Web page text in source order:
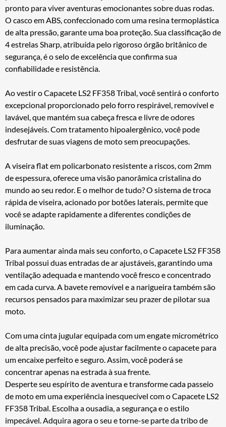
pronto para viver aventuras emocionantes sobre duas rodas.
O casco em ABS, confeccionado com uma resina termoplástica
de alta pressão, garante uma boa proteção. Sua classificação de
4 estrelas Sharp, atribuída pelo rigoroso órgão britânico de
segurança, é o selo de excelência que confirma sua
confiabilidade e resistência.
Ao vestir o Capacete LS2 FF358 Tribal, você sentirá o conforto
excepcional proporcionado pelo forro respirável, removível e
lavável, que mantém sua cabeça fresca e livre de odores
indesejáveis. Com tratamento hipoalergênico, você pode
desfrutar de suas viagens de moto sem preocupações.
A viseira flat em policarbonato resistente a riscos, com 2mm
de espessura, oferece uma visão panorâmica cristalina do
mundo ao seu redor. E o melhor de tudo? O sistema de troca
rápida de viseira, acionado por botões laterais, permite que
você se adapte rapidamente a diferentes condições de
iluminação.
Para aumentar ainda mais seu conforto, o Capacete LS2 FF358
Tribal possui duas entradas de ar ajustáveis, garantindo uma
ventilação adequada e mantendo você fresco e concentrado
em cada curva. A bavete removível e a narigueira também são
recursos pensados para maximizar seu prazer de pilotar sua
moto.
Com uma cinta jugular equipada com um engate micrométrico
de alta precisão, você pode ajustar facilmente o capacete para
um encaixe perfeito e seguro. Assim, você poderá se
concentrar apenas na estrada à sua frente.
Desperte seu espírito de aventura e transforme cada passeio
de moto em uma experiência inesquecível com o Capacete LS2
FF358 Tribal. Escolha a ousadia, a segurança e o estilo
impecável. Adquira agora o seu e torne-se parte da tribo de